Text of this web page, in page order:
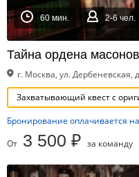
60 мин. 2-6 чел.
Тайна ордена масонов
г. Москва, ул. Дербеневская,
Захватывающий квест с
Бронирование оплачивается
От 3 500 ₽ за команду